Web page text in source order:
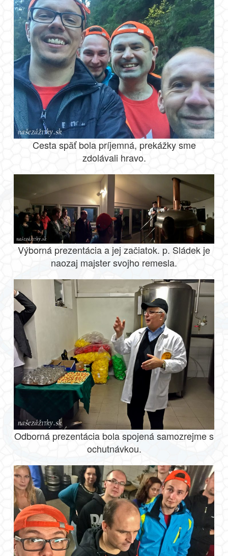
Cesta späť bola príjemná, prekážky sme
zdolávali hravo.
Výborná prezentácia a jej začiatok. p. Sládek je
naozaj majster svojho remesla.
Odborná prezentácia bola spojená samozrejme s
ochutnávkou.